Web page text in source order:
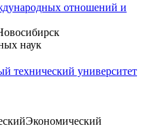
отношений и
наук
технический университет
Экономический